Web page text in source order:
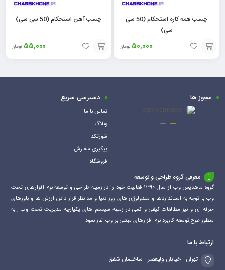
چسب همه کاره استحکام (50 سی
سی)
50,000 تومان
افزودن
به
چسب آهن استحکام (50 سی سی)
55,000 تومان
افزودن
به
مجوز ها دسترسی سریع
تماس با ما
وبلاگ
شورتکد
پیگیری سفارش
فروشگاه
معرفی گروه طراحی و توسعه
گروه ماهدیس وب از سال 1390 فعالیت خود را در زمینه طراحی و توسعه نرم افزارهای تحت
وب با توجه به استانداردها و متدولوژی های روز دنیا و مد نظر قرار دادن ارزش ها و باورهای
حرفه ای و نیز مطالعات کیفی و کمی در زمینه سیستم های یکپارچه مدیریت تحت وب , به
منظور طرح,توسعه کاربرد نرم افزارهای مبتنی بر وب اغاز نمود.
ارتباط با ما
تهران - خیابان ولیعصر - ساختمان شفق